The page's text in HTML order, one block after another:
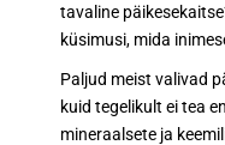
tavaline
küsimusi, mida
Paljud meist valivad
kuid tegelikult ei tea
mineraalsete ja